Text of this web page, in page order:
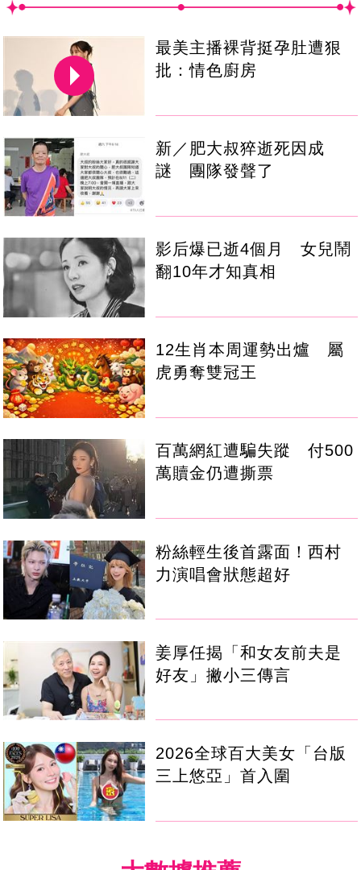
最美主播裸背挺孕肚遭狠
批：情色廚房
新／肥大叔猝逝死因成
謎 團隊發聲了
影后爆已逝4個月 女兒鬧
翻10年才知真相
12生肖本周運勢出爐 屬
虎勇奪雙冠王
百萬網紅遭騙失蹤 付500
萬贖金仍遭撕票
粉絲輕生後首露面！西村
力演唱會狀態超好
姜厚任揭「和女友前夫是
好友」撇小三傳言
2026全球百大美女「台版
三上悠亞」首入圍